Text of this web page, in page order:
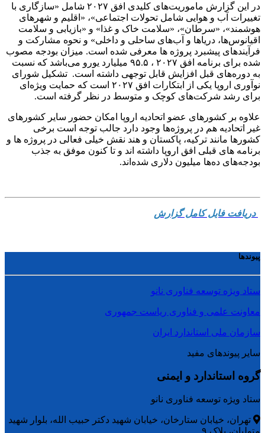
در این گزارش ماموریت‌های کلیدی افق ۲۰۲۷ شامل «سازگاری با
تغییرات آب ‌و‌ هوایی شامل تحولات اجتماعی»، «اقلیم و شهرهای
هوشمند»، «سرطان»، «سلامت خاک و غذا» و «بازیابی و سلامت
اقیانوس‌ها، دریاها و آب‌های ساحلی و داخلی» و نحوه مشارکت و
فرآیندهای پیشبرد پروژه ها معرفی شده است. میزان بودجه مصوب
شده برای برنامه افق ۲۰۲۷ ، ۹۵.۵ میلیارد یورو می‌باشد که نسبت
به دوره‌های قبل افزایش قابل توجهی داشته است. تشکیل شورای
نوآوری اروپا یکی از ابتکارات افق ۲۰۲۷ است که حمایت ویژه‌ای
برای رشد شرکت‌های کوچک و متوسط در نظر گرفته است.
علاوه بر کشورهای عضو اتحادیه اروپا امکان حضور سایر کشورهای
غیر اتحادیه هم در پروژه‌ها وجود دارد جالب توجه است برخی
کشورها مانند ترکیه، پاکستان و هند نقش خیلی فعالی در پروژه ها و
برنامه های قبلی افق اروپا داشته اند و تا کنون موفق به جذب
بودجه‌های ده‌ها میلیون دلاری شده‌اند.
دریافت فایل کامل گزارش
پیوندها
ستاد ویژه توسعه فناوری نانو
معاونت علمی و فناوری ریاست جمهوری
سازمان ملی استاندارد ایران
سایر پیوندهای مفید
گروه استاندارد و ایمنی
ستاد ویژه توسعه فناوری نانو
تهران، خیابان ستارخان، خیابان شهید دکتر حبیب الله، بلوار شهید